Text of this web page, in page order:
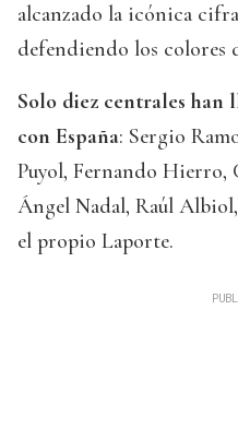
alcanzado la icónica
defendiendo los colores
Solo diez centrales han
con España: Sergio
Puyol, Fernando Hierro,
Ángel Nadal, Raúl
el propio Laporte.